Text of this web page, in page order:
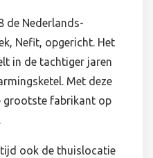
de Nederlands-
Nefit, opgericht. Het
in de tachtiger jaren
Met deze
grootste fabrikant op
ook de thuislocatie